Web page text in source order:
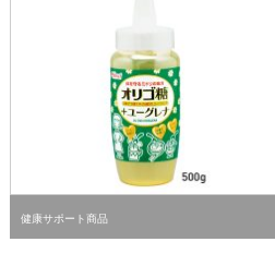
健康サポート商品